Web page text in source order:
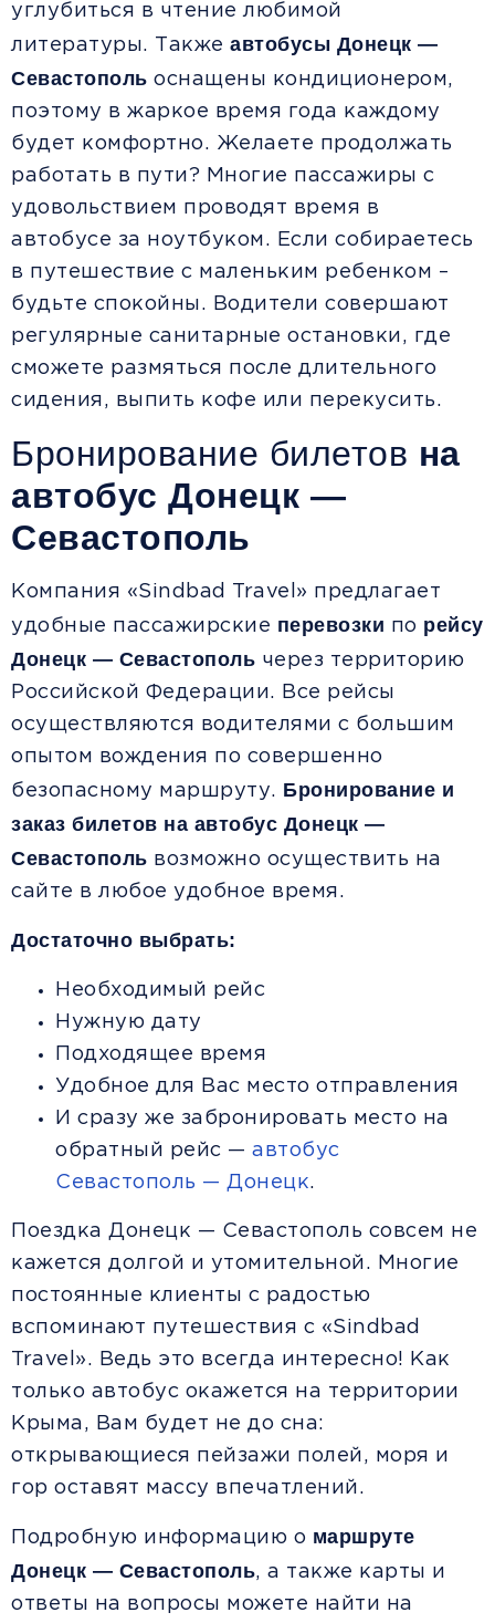
углубиться в чтение любимой
литературы. Также автобусы Донецк —
Севастополь оснащены кондиционером,
поэтому в жаркое время года каждому
будет комфортно. Желаете продолжать
работать в пути? Многие пассажиры с
удовольствием проводят время в
автобусе за ноутбуком. Если собираетесь
в путешествие с маленьким ребенком –
будьте спокойны. Водители совершают
регулярные санитарные остановки, где
сможете размяться после длительного
сидения, выпить кофе или перекусить.
Бронирование билетов на
автобус Донецк —
Севастополь
Компания «Sindbad Travel» предлагает
удобные пассажирские перевозки по рейсу
Донецк — Севастополь через территорию
Российской Федерации. Все рейсы
осуществляются водителями с большим
опытом вождения по совершенно
безопасному маршруту. Бронирование и
заказ билетов на автобус Донецк —
Севастополь возможно осуществить на
сайте в любое удобное время.
Достаточно выбрать:
Необходимый рейс
Нужную дату
Подходящее время
Удобное для Вас место отправления
И сразу же забронировать место на
обратный рейс — автобус
Севастополь — Донецк.
Поездка Донецк — Севастополь совсем не
кажется долгой и утомительной. Многие
постоянные клиенты с радостью
вспоминают путешествия с «Sindbad
Travel». Ведь это всегда интересно! Как
только автобус окажется на территории
Крыма, Вам будет не до сна:
открывающиеся пейзажи полей, моря и
гор оставят массу впечатлений.
Подробную информацию о маршруте
Донецк — Севастополь, а также карты и
ответы на вопросы можете найти на